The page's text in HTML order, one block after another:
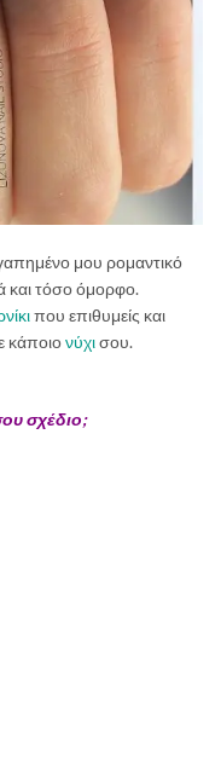
μου ρομαντικό
και τόσο όμορφο.
που επιθυμείς και
κάποιονύχισου.
σχέδιο;